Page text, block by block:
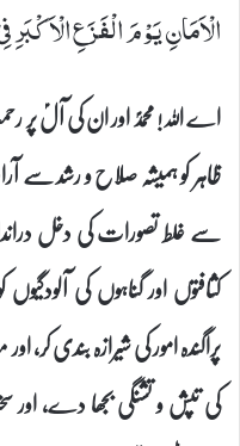
الْاَمَانِ یَوْمَ الْفَزَعِ الْاَكْبَرِ
اے اللہ! محمدؐ اور ان کی آلؑ
ظاہر کو ہمیشہ صلاح و رشد سے
سے غلط تصورات کی دخل
کثافتوں اور گناہوں کی
پراگندہ امور کی شیرازہ بندی
کی تپش و تشنگی بجھا دے،